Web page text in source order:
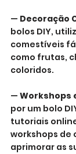
— Decoração
bolos DIY,
comestíveis
como frutas,
coloridos.
— Workshops
por um bolo
tutoriais
workshops
aprimorar as